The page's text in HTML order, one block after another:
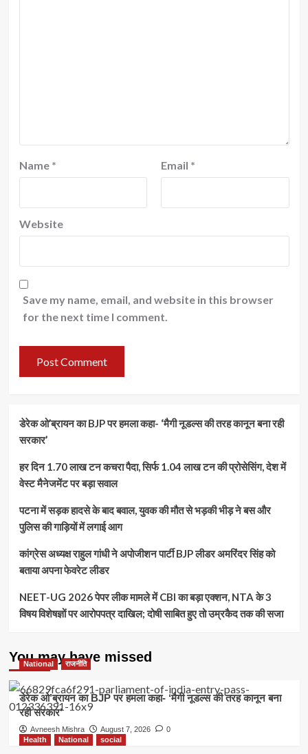
Name * Email *
Website
Save my name, email, and website in this browser
for the next time I comment.
डेरेक ओ’ब्रायन का BJP पर हमला कहा- ‘मैगी नूडल्स की तरह कानून बना रही
सरकार’
हर दिन 1.70 लाख टन कचरा पैदा, सिर्फ 1.04 लाख टन की प्रोसेसिंग, देश में
वेस्ट मैनेजमेंट पर बड़ा सवाल
पटना में सड़क हादसे के बाद बवाल, युवक की मौत से भड़की भीड़ ने बस और
पुलिस की गाड़ियों में लगाई आग
कांग्रेस अध्यक्ष राहुल गांधी ने अपोजीशन पार्टी BJP लीडर अमरिंदर सिंह को
बताया अपना फेवरेट लीडर
NEET-UG 2026 पेपर लीक मामले में CBI का बड़ा एक्शन, NTA के 3
विषय विशेषज्ञों पर आरोपपत्र दाखिल; दोषी साबित हुए तो उम्रकैद तक की सजा
You may have missed
National राजनीति
डेरेक ओ’ब्रायन का BJP पर हमला कहा- ‘मैगी नूडल्स की तरह कानून बना
रही सरकार’
Avneesh Mishra August 7, 2026
0
Health
National social